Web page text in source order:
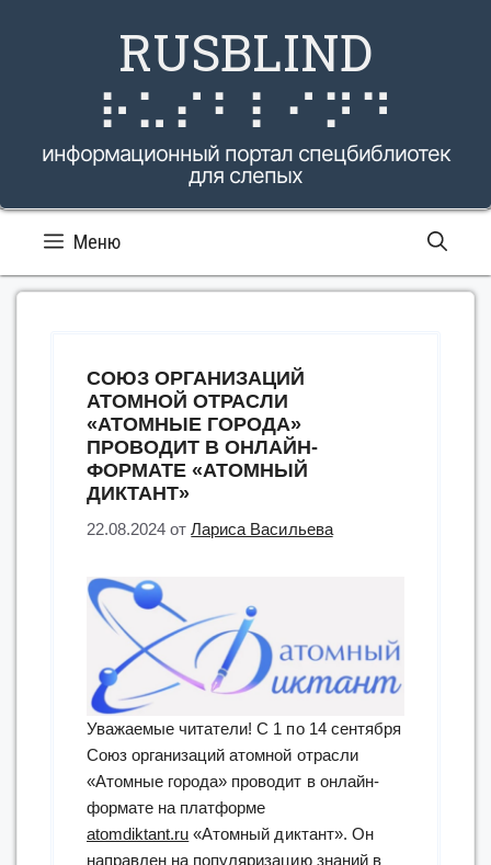
RUSBLIND
⠗⠥⠎⠃⠇⠊⠝⠙
информационный портал спецбиблиотек
для слепых
Меню
СОЮЗ ОРГАНИЗАЦИЙ
АТОМНОЙ ОТРАСЛИ
«АТОМНЫЕ ГОРОДА»
ПРОВОДИТ В ОНЛАЙН-
ФОРМАТЕ «АТОМНЫЙ
ДИКТАНТ»
22.08.2024 отЛариса Васильева
Уважаемые читатели! С 1 по 14 сентября
Союз организаций атомной отрасли
«Атомные города» проводит в онлайн-
формате на платформе
atomdiktant.ru «Атомный диктант». Он
направлен на популяризацию знаний в